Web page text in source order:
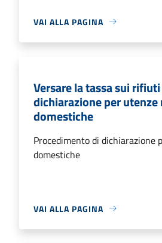
VAI ALLA PAGINA
Versare la tassa sui rifiuti
dichiarazione per utenze
domestiche
Procedimento di dichiarazione
domestiche
VAI ALLA PAGINA